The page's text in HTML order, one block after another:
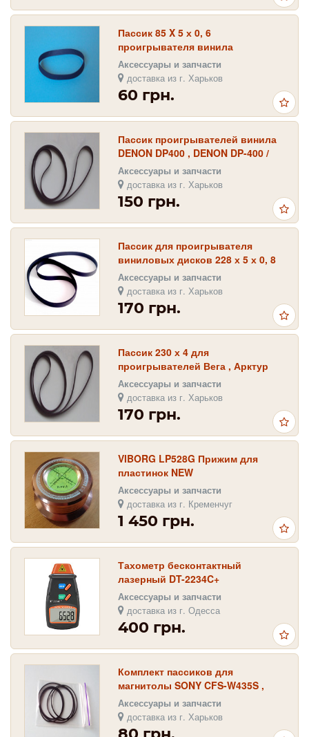
Пассик 85 X 5 х 0, 6
проигрывателя винила
Радиотехника-001 Стерео (0-
ЭПУ-82СК)
Аксессуары и запчасти
доставка из г. Харьков
60 грн.
Пассик проигрывателей винила
DENON DP400 , DENON DP-400 /
300х4х0, 6
Аксессуары и запчасти
доставка из г. Харьков
150 грн.
Пассик для проигрывателя
виниловых дисков 228 х 5 х 0, 8
(мм.)
Аксессуары и запчасти
доставка из г. Харьков
170 грн.
Пассик 230 х 4 для
проигрывателей Вега , Арктур
Аксессуары и запчасти
доставка из г. Харьков
170 грн.
VIBORG LP528G Прижим для
пластинок NEW
Аксессуары и запчасти
доставка из г. Кременчуг
1 450 грн.
Тахометр бесконтактный
лазерный DT-2234C+
Аксессуары и запчасти
доставка из г. Одесса
400 грн.
Комплект пассиков для
магнитолы SONY CFS-W435S ,
Sony CFS W 435
Аксессуары и запчасти
доставка из г. Харьков